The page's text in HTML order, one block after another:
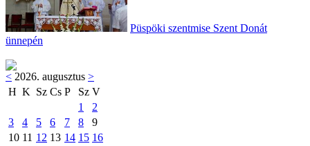
Püspöki szentmise Szent Donát
ünnepén
< 2026. augusztus >
H K Sz Cs P Sz V
1
2
3
4 5 6 7 8
9
10 11 12 13 14 15 16